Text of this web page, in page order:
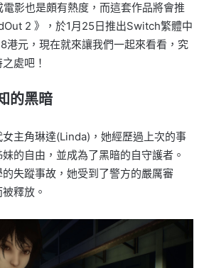
影也是頗有熱度，而這套作品將會推
2 》，於1月25日推出Switch繁體中
港元，現在就來讓我們一起來看看，究
處吧！
的黑暗
主角琳達(Linda)，她經歷過上次的事
的自由，並成為了黑暗的自守護者。
失蹤事故，她受到了警方的嚴厲審
釋放。